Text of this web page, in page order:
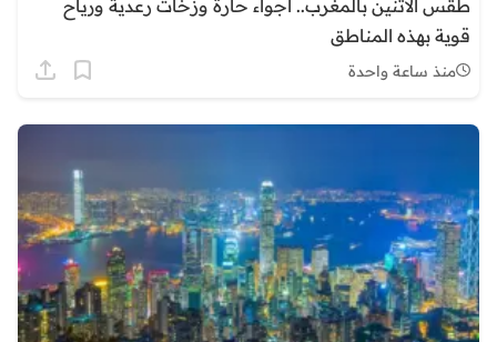
طقس الاثنين بالمغرب.. أجواء حارة وزخات رعدية ورياح
قوية بهذه المناطق
منذ ساعة واحدة